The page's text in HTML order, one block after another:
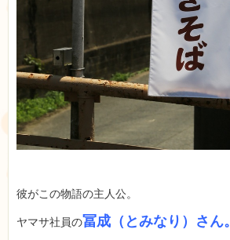
彼がこの物語の主人公。
ヤマサ社員の冨成（とみなり）さん。